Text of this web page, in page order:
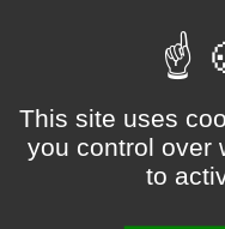
This site uses
you control over
to
de la Transition
et de la
des territoires
la Transition